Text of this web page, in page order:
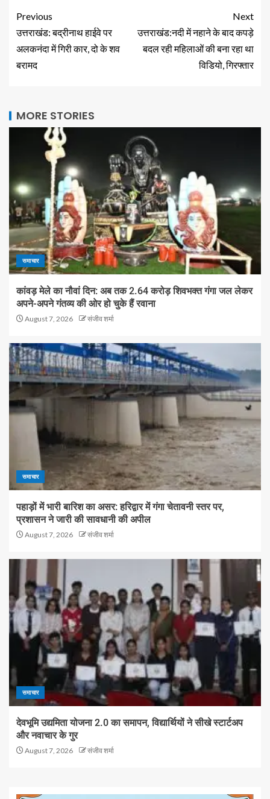
Previous
उत्तराखंड: बद्रीनाथ हाईवे पर
अलकनंदा में गिरी कार, दो के शव
बरामद
Next
उत्तराखंड:नदी में नहाने के बाद कपड़े
बदल रही महिलाओं की बना रहा था
विडियो, गिरफ्तार
MORE STORIES
समाचार
कांवड़ मेले का नौवां दिन: अब तक 2.64 करोड़ शिवभक्त गंगा जल लेकर
अपने-अपने गंतव्य की ओर हो चुके हैं रवाना
August 7, 2026 संजीव शर्मा
समाचार
पहाड़ों में भारी बारिश का असर: हरिद्वार में गंगा चेतावनी स्तर पर,
प्रशासन ने जारी की सावधानी की अपील
August 7, 2026 संजीव शर्मा
समाचार
देवभूमि उद्यमिता योजना 2.0 का समापन, विद्यार्थियों ने सीखे स्टार्टअप
और नवाचार के गुर
August 7, 2026 संजीव शर्मा